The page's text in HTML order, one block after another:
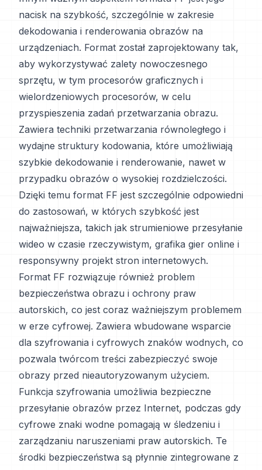
nacisk na szybkość, szczególnie w zakresie
dekodowania i renderowania obrazów na
urządzeniach. Format został zaprojektowany tak,
aby wykorzystywać zalety nowoczesnego
sprzętu, w tym procesorów graficznych i
wielordzeniowych procesorów, w celu
przyspieszenia zadań przetwarzania obrazu.
Zawiera techniki przetwarzania równoległego i
wydajne struktury kodowania, które umożliwiają
szybkie dekodowanie i renderowanie, nawet w
przypadku obrazów o wysokiej rozdzielczości.
Dzięki temu format FF jest szczególnie odpowiedni
do zastosowań, w których szybkość jest
najważniejsza, takich jak strumieniowe przesyłanie
wideo w czasie rzeczywistym, grafika gier online i
responsywny projekt stron internetowych.
Format FF rozwiązuje również problem
bezpieczeństwa obrazu i ochrony praw
autorskich, co jest coraz ważniejszym problemem
w erze cyfrowej. Zawiera wbudowane wsparcie
dla szyfrowania i cyfrowych znaków wodnych, co
pozwala twórcom treści zabezpieczyć swoje
obrazy przed nieautoryzowanym użyciem.
Funkcja szyfrowania umożliwia bezpieczne
przesyłanie obrazów przez Internet, podczas gdy
cyfrowe znaki wodne pomagają w śledzeniu i
zarządzaniu naruszeniami praw autorskich. Te
środki bezpieczeństwa są płynnie zintegrowane z